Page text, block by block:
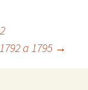
a 1795 →